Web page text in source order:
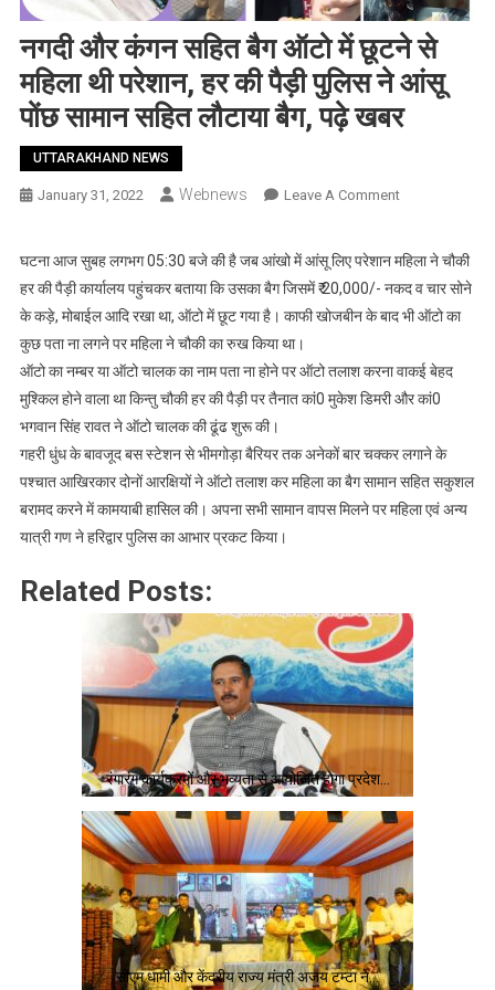
नगदी और कंगन सहित बैग ऑटो में छूटने से
महिला थी परेशान, हर की पैड़ी पुलिस ने आंसू
पोंछ सामान सहित लौटाया बैग, पढ़े खबर
UTTARAKHAND NEWS
January 31, 2022 Webnews Leave A CommentOn
कंगन
सहित
बैग
में
छूटने
महिला
थी
परेशान,
ने
आंसू
पोंछ
सामान
लौटाया
खबर
घटना आज सुबह लगभग 05:30 बजे की है जब आंखो में आंसू लिए परेशान महिला ने चौकी
हर की पैड़ी कार्यालय पहुंचकर बताया कि उसका बैग जिसमें ₹ 20,000/- नकद व चार सोने
के कड़े, मोबाईल आदि रखा था, ऑटो में छूट गया है। काफी खोजबीन के बाद भी ऑटो का
कुछ पता ना लगने पर महिला ने चौकी का रुख किया था।
ऑटो का नम्बर या ऑटो चालक का नाम पता ना होने पर ऑटो तलाश करना वाकई बेहद
मुश्किल होने वाला था किन्तु चौकी हर की पैड़ी पर तैनात कां0 मुकेश डिमरी और कां0
भगवान सिंह रावत ने ऑटो चालक की ढूंढ शुरू की।
गहरी धुंध के बावजूद बस स्टेशन से भीमगोड़ा बैरियर तक अनेकों बार चक्कर लगाने के
पश्चात आखिरकार दोनों आरक्षियों ने ऑटो तलाश कर महिला का बैग सामान सहित सकुशल
बरामद करने में कामयाबी हासिल की। अपना सभी सामान वापस मिलने पर महिला एवं अन्य
यात्री गण ने हरिद्वार पुलिस का आभार प्रकट किया।
Related Posts:
रंगारंग कार्यक्रमों और भव्यता से आयोजित होगा प्रदेश…
सीएम धामी और केंद्रीय राज्य मंत्री अजय टम्टा ने…